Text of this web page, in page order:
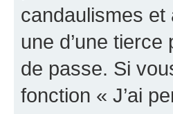
candaulismes et
une d’une
de passe. Si
fonction « J’ai